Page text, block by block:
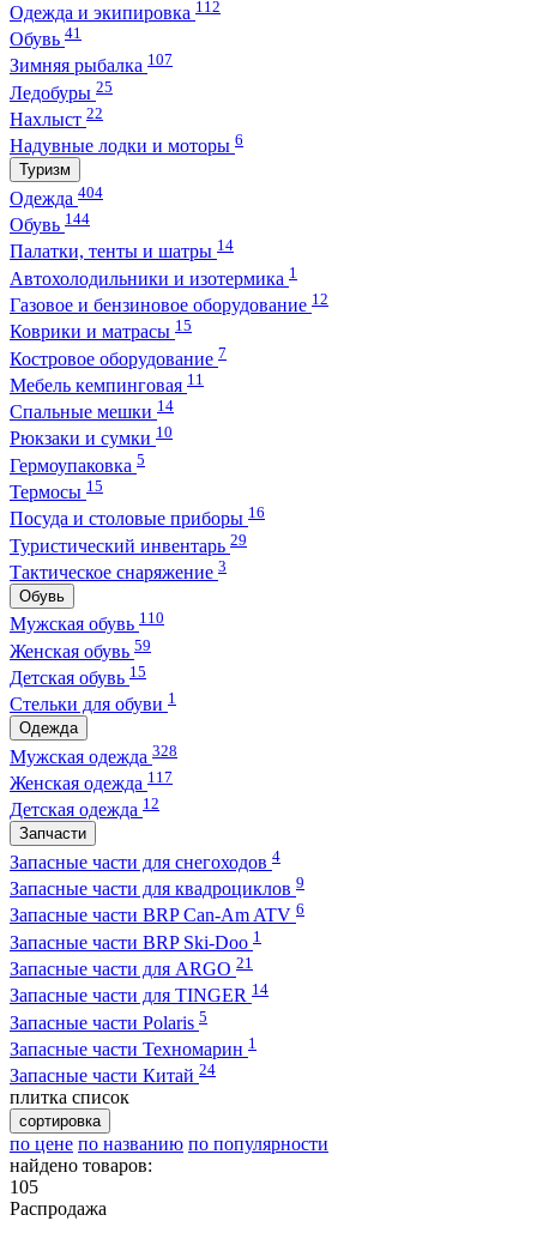
Одежда и экипировка 112
Обувь 41
Зимняя рыбалка 107
Ледобуры 25
Нахлыст 22
Надувные лодки и моторы 6
Туризм
Одежда 404
Обувь 144
Палатки, тенты и шатры 14
Автохолодильники и изотермика 1
Газовое и бензиновое оборудование 12
Коврики и матрасы 15
Костровое оборудование 7
Мебель кемпинговая 11
Спальные мешки 14
Рюкзаки и сумки 10
Гермоупаковка 5
Термосы 15
Посуда и столовые приборы 16
Туристический инвентарь 29
Тактическое снаряжение 3
Обувь
Мужская обувь 110
Женская обувь 59
Детская обувь 15
Стельки для обуви 1
Одежда
Мужская одежда 328
Женская одежда 117
Детская одежда 12
Запчасти
Запасные части для снегоходов 4
Запасные части для квадроциклов 9
Запасные части BRP Can-Am ATV 6
Запасные части BRP Ski-Doo 1
Запасные части для ARGO 21
Запасные части для TINGER 14
Запасные части Polaris 5
Запасные части Техномарин 1
Запасные части Китай 24
плитка список
сортировка
по цене по названию по популярности
найдено товаров:
105
Распродажа